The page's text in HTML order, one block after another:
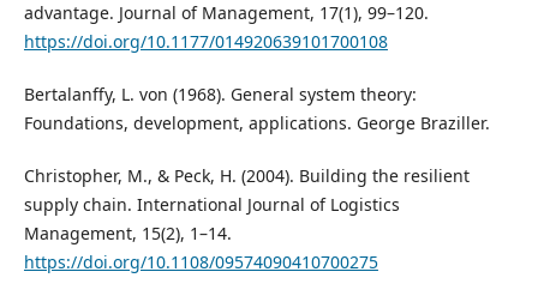
advantage. Journal of Management, 17(1), 99–120.
https://doi.org/10.1177/014920639101700108
Bertalanffy, L. von (1968). General system theory:
Foundations, development, applications. George Braziller.
Christopher, M., & Peck, H. (2004). Building the resilient
supply chain. International Journal of Logistics
Management, 15(2), 1–14.
https://doi.org/10.1108/09574090410700275